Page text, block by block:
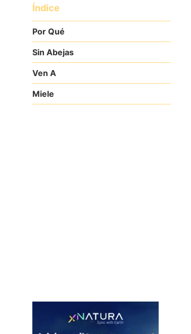
Índice
Por Qué
Sin Abejas
Ven A
Miele